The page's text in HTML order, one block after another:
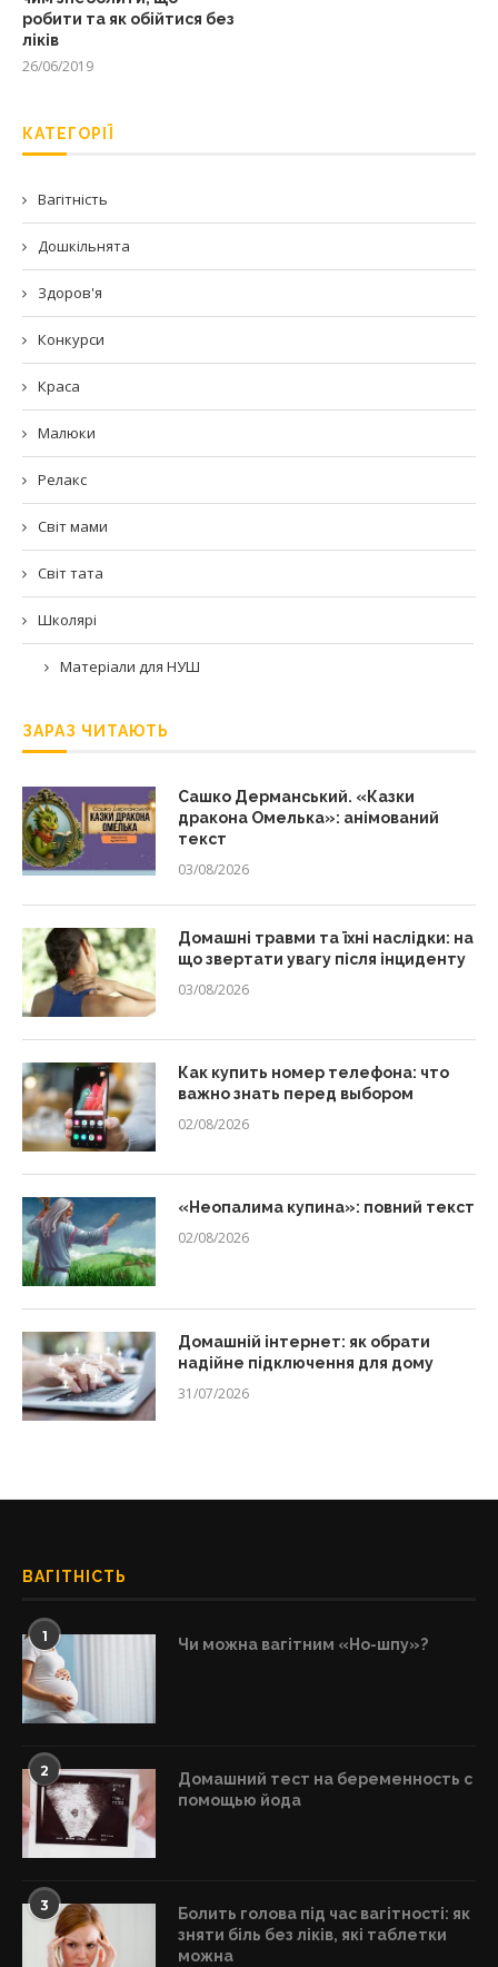
робити та як обійтися без
ліків
26/06/2019
КАТЕГОРІЇ
Вагітність
Дошкільнята
Здоров'я
Конкурси
Краса
Малюки
Релакс
Світ мами
Світ тата
Школярі
Матеріали для НУШ
ЗАРАЗ ЧИТАЮТЬ
Сашко Дерманський. «Казки
дракона Омелька»: анімований
текст
03/08/2026
Домашні травми та їхні наслідки: на
що звертати увагу після інциденту
03/08/2026
Как купить номер телефона: что
важно знать перед выбором
02/08/2026
«Неопалима купина»: повний текст
02/08/2026
Домашній інтернет: як обрати
надійне підключення для дому
31/07/2026
ВАГІТНІСТЬ
1 Чи можна вагітним «Но-шпу»?
2
Домашний тест на беременность с
помощью йода
3
Болить голова під час вагітності: як
зняти біль без ліків, які таблетки
можна